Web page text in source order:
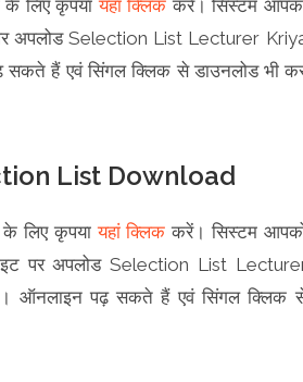
के लिए कृपयायहां क्लिक करें। सिस्टम
पर अपलोड Selection List Lecturer
हैं एवं सिंगल क्लिक से डाउनलोड भी
List Download
के लिए कृपयायहां क्लिक करें। सिस्टम
पर अपलोड Selection List
ऑनलाइन पढ़ सकते हैं एवं सिंगल क्लिक